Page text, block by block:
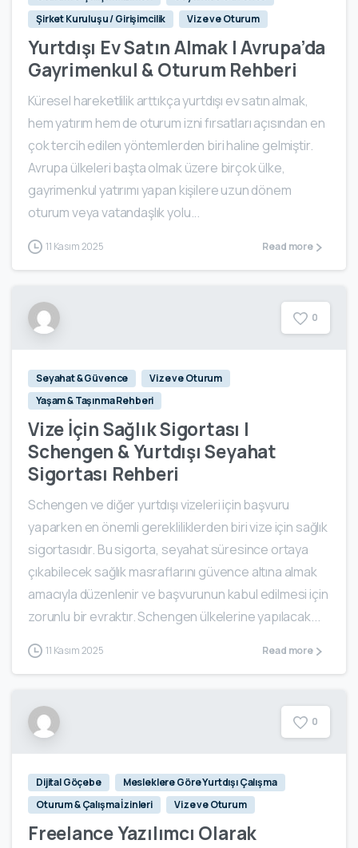
Şirket Kuruluşu / Girişimcilik
Vize ve Oturum
Yurtdışı Ev Satın Almak | Avrupa’da
Gayrimenkul & Oturum Rehberi
Küresel hareketlilik arttıkça yurtdışı ev satın almak,
hem yatırım hem de oturum izni fırsatları açısından en
çok tercih edilen yöntemlerden biri haline gelmiştir.
Avrupa ülkeleri başta olmak üzere birçok ülke,
gayrimenkul yatırımı yapan kişilere uzun dönem
oturum veya vatandaşlık yolu...
11 Kasım 2025 Read more
0
Seyahat & Güvence
Vize ve Oturum
Yaşam & Taşınma Rehberi
Vize İçin Sağlık Sigortası |
Schengen & Yurtdışı Seyahat
Sigortası Rehberi
Schengen ve diğer yurtdışı vizeleri için başvuru
yaparken en önemli gerekliliklerden biri vize için sağlık
sigortasıdır. Bu sigorta, seyahat süresince ortaya
çıkabilecek sağlık masraflarını güvence altına almak
amacıyla düzenlenir ve başvurunun kabul edilmesi için
zorunlu bir evraktır. Schengen ülkelerine yapılacak...
11 Kasım 2025 Read more
0
Dijital Göçebe
Mesleklere Göre Yurtdışı Çalışma
Oturum & Çalışma İzinleri
Vize ve Oturum
Freelance Yazılımcı Olarak